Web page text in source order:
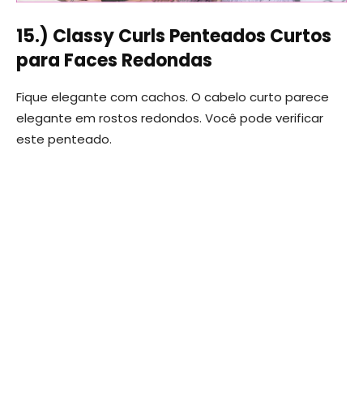
15.) Classy Curls Penteados Curtos
para Faces Redondas
Fique elegante com cachos. O cabelo curto parece
elegante em rostos redondos. Você pode verificar
este penteado.